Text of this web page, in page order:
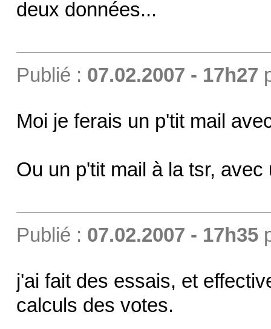
deux données...
Publié : 07.02.2007 - 17h27
Moi je ferais un p'tit mail
Ou un p'tit mail à la tsr,
Publié : 07.02.2007 - 17h35
j'ai fait des essais, et
calculs des votes.